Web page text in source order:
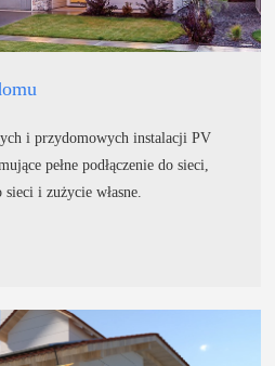
i przydomowych instalacji PV
pełne podłączenie do sieci,
i zużycie własne.